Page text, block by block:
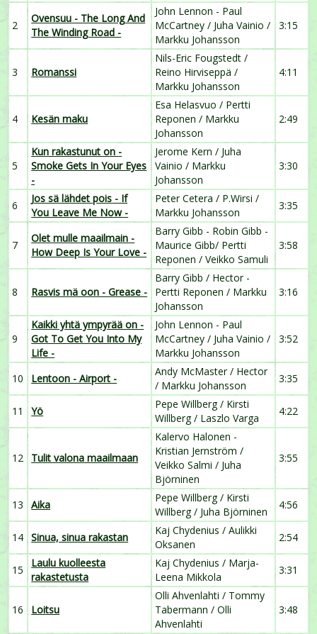
2
Ovensuu - The Long And
The Winding Road -
John Lennon - Paul
McCartney / Juha Vainio /
Markku Johansson
3:15
3 Romanssi
Nils-Eric Fougstedt /
Reino Hirviseppä /
Markku Johansson
4:11
4 Kesän maku
Esa Helasvuo / Pertti
Reponen / Markku
Johansson
2:49
5
Kun rakastunut on -
Smoke Gets In Your Eyes
-
Jerome Kern / Juha
Vainio / Markku
Johansson
3:30
6
Jos sä lähdet pois - If
You Leave Me Now -
Peter Cetera / P.Wirsi /
Markku Johansson
3:35
7
Olet mulle maailmain -
How Deep Is Your Love -
Barry Gibb - Robin Gibb -
Maurice Gibb/ Pertti
Reponen / Veikko Samuli
3:58
8 Rasvis mä oon - Grease -
Barry Gibb / Hector -
Pertti Reponen / Markku
Johansson
3:16
9
Kaikki yhtä ympyrää on -
Got To Get You Into My
Life -
John Lennon - Paul
McCartney / Juha Vainio /
Markku Johansson
3:52
10 Lentoon - Airport -
Andy McMaster / Hector
/ Markku Johansson
3:35
11 Yö
Pepe Willberg / Kirsti
Willberg / Laszlo Varga
4:22
12 Tulit valona maailmaan
Kalervo Halonen -
Kristian Jernström /
Veikko Salmi / Juha
Björninen
3:55
13 Aika
Pepe Willberg / Kirsti
Willberg / Juha Björninen
4:56
14 Sinua, sinua rakastan
Kaj Chydenius / Aulikki
Oksanen
2:54
15
Laulu kuolleesta
rakastetusta
Kaj Chydenius / Marja-
Leena Mikkola
3:31
16 Loitsu
Olli Ahvenlahti / Tommy
Tabermann / Olli
Ahvenlahti
3:48